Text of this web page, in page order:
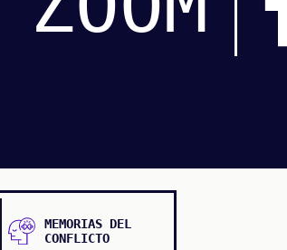
MEMORIAS DEL
CONFLICTO